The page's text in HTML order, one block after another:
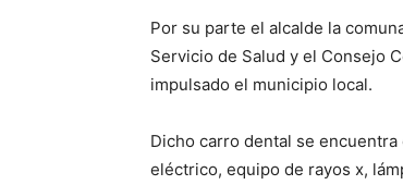
Por su parte el alcalde la
Servicio de Salud y el Consejo
impulsado el municipio local.
Dicho carro dental se
eléctrico, equipo de rayos x,